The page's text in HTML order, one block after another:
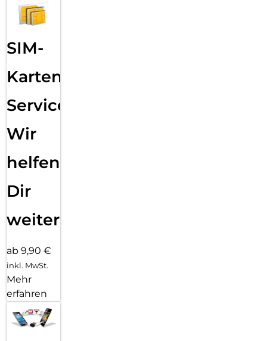
SIM-
Karten
Service:
Wir
helfen
Dir
weiter
ab 9,90 €
inkl. MwSt.
Mehr
erfahren